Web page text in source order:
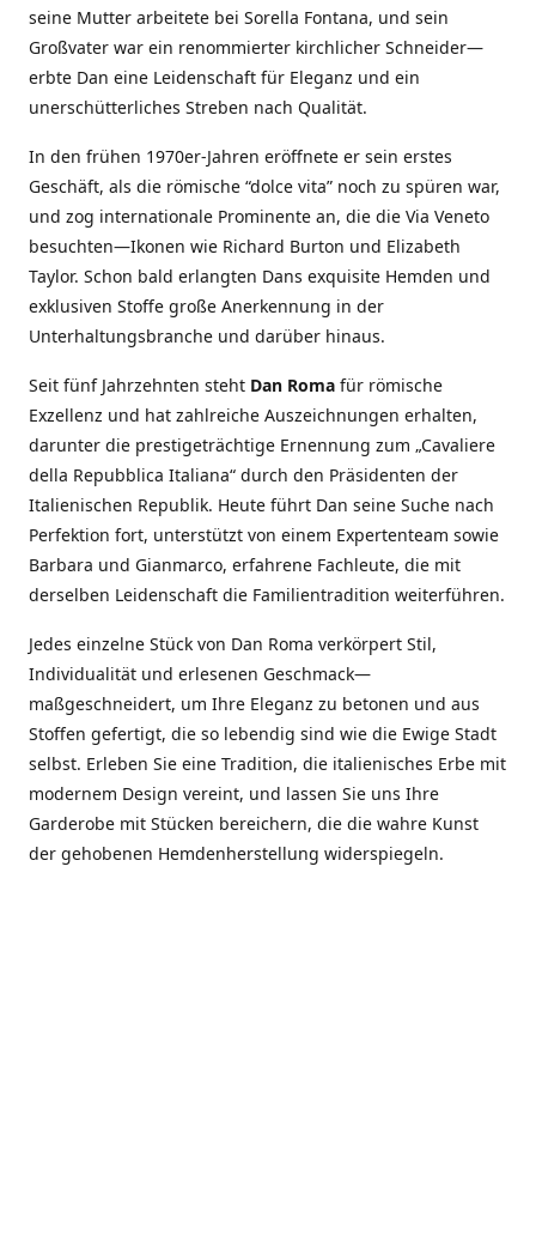
seine Mutter arbeitete bei Sorella Fontana, und sein
Großvater war ein renommierter kirchlicher Schneider—
erbte Dan eine Leidenschaft für Eleganz und ein
unerschütterliches Streben nach Qualität.
In den frühen 1970er-Jahren eröffnete er sein erstes
Geschäft, als die römische “dolce vita” noch zu spüren war,
und zog internationale Prominente an, die die Via Veneto
besuchten—Ikonen wie Richard Burton und Elizabeth
Taylor. Schon bald erlangten Dans exquisite Hemden und
exklusiven Stoffe große Anerkennung in der
Unterhaltungsbranche und darüber hinaus.
Seit fünf Jahrzehnten steht Dan Roma für römische
Exzellenz und hat zahlreiche Auszeichnungen erhalten,
darunter die prestigeträchtige Ernennung zum „Cavaliere
della Repubblica Italiana“ durch den Präsidenten der
Italienischen Republik. Heute führt Dan seine Suche nach
Perfektion fort, unterstützt von einem Expertenteam sowie
Barbara und Gianmarco, erfahrene Fachleute, die mit
derselben Leidenschaft die Familientradition weiterführen.
Jedes einzelne Stück von Dan Roma verkörpert Stil,
Individualität und erlesenen Geschmack—
maßgeschneidert, um Ihre Eleganz zu betonen und aus
Stoffen gefertigt, die so lebendig sind wie die Ewige Stadt
selbst. Erleben Sie eine Tradition, die italienisches Erbe mit
modernem Design vereint, und lassen Sie uns Ihre
Garderobe mit Stücken bereichern, die die wahre Kunst
der gehobenen Hemdenherstellung widerspiegeln.